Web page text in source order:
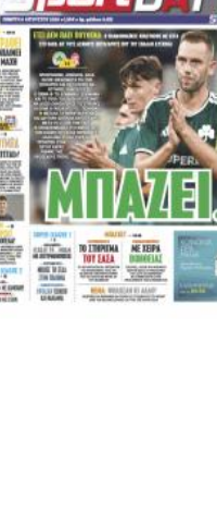
ADVERTISEMENT
ΤΟΥΜΠΑ, #031#